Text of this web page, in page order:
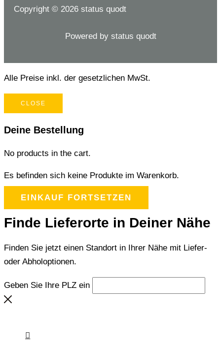
Copyright © 2026 status quodt
Powered by status quodt
Alle Preise inkl. der gesetzlichen MwSt.
CLOSE
Deine Bestellung
No products in the cart.
Es befinden sich keine Produkte im Warenkorb.
EINKAUF FORTSETZEN
Finde Lieferorte in Deiner Nähe
Finden Sie jetzt einen Standort in Ihrer Nähe mit Liefer-
oder Abholoptionen.
Geben Sie Ihre PLZ ein